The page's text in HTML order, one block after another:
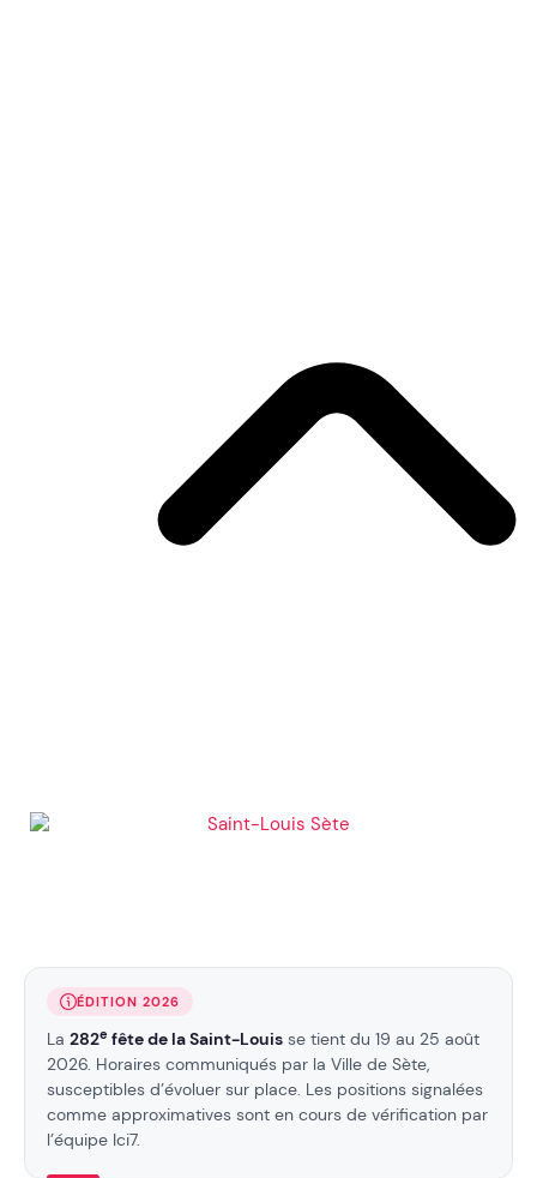
ÉDITION 2026
La 282e fête de la Saint-Louisse tient du 19 au 25 août
2026. Horaires communiqués par la Ville de Sète,
susceptibles d’évoluer sur place. Les positions signalées
comme approximatives sont en cours de vérification par
l’équipe Ici7.